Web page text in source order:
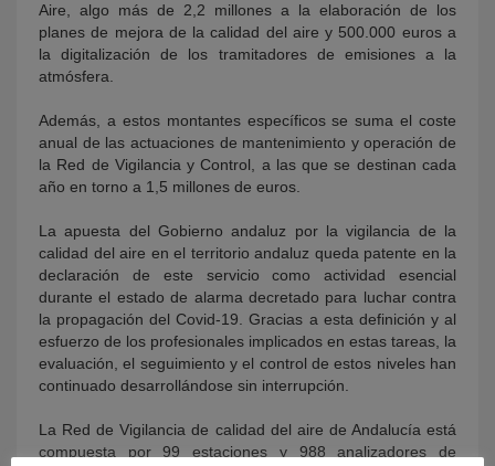
Aire, algo más de 2,2 millones a la elaboración de los
planes de mejora de la calidad del aire y 500.000 euros a
la digitalización de los tramitadores de emisiones a la
atmósfera.
Además, a estos montantes específicos se suma el coste
anual de las actuaciones de mantenimiento y operación de
la Red de Vigilancia y Control, a las que se destinan cada
año en torno a 1,5 millones de euros.
La apuesta del Gobierno andaluz por la vigilancia de la
calidad del aire en el territorio andaluz queda patente en la
declaración de este servicio como actividad esencial
durante el estado de alarma decretado para luchar contra
la propagación del Covid-19. Gracias a esta definición y al
esfuerzo de los profesionales implicados en estas tareas, la
evaluación, el seguimiento y el control de estos niveles han
continuado desarrollándose sin interrupción.
La Red de Vigilancia de calidad del aire de Andalucía está
compuesta por 99 estaciones y 988 analizadores de